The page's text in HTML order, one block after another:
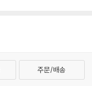
주문/배송